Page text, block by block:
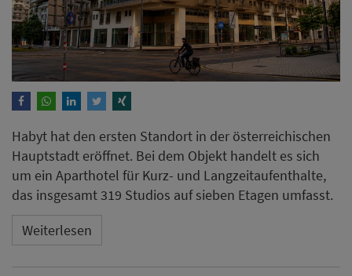
Habyt hat den ersten Standort in der österreichischen
Hauptstadt eröffnet. Bei dem Objekt handelt es sich
um ein Aparthotel für Kurz- und Langzeitaufenthalte,
das insgesamt 319 Studios auf sieben Etagen umfasst.
Weiterlesen